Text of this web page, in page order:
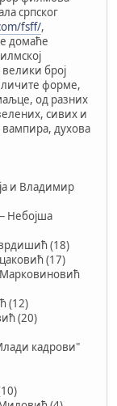
српског
fsff/,
домаће
број
форме,
од разних
сивих и
духова
и Владимир
Небојша
(18)
(17)
(12)
(20)
кадрови"